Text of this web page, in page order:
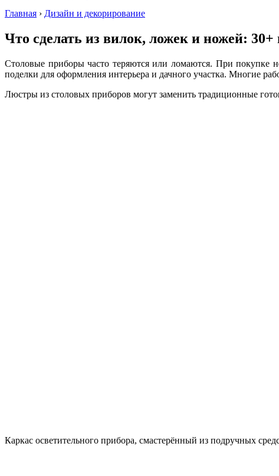
Главная › Дизайн и декорирование
Что сделать из вилок, ложек и ножей: 30+
Столовые приборы часто теряются или ломаются. При покупке
поделки для оформления интерьера и дачного участка. Многие
Люстры из столовых приборов могут заменить традиционные
Каркас осветительного прибора, смастерённый из подручных